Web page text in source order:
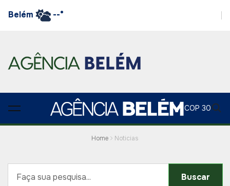
Belém --°
COP 30
Home Noticias
Buscar